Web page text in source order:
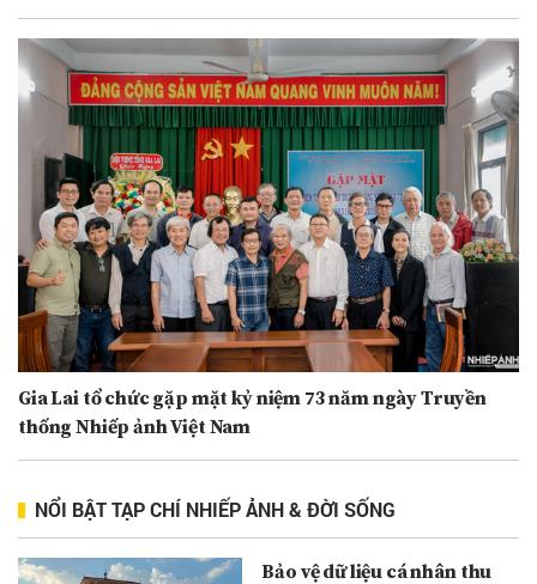
Gia Lai tổ chức gặp mặt kỷ niệm 73 năm ngày Truyền
thống Nhiếp ảnh Việt Nam
NỔI BẬT TẠP CHÍ NHIẾP ẢNH & ĐỜI SỐNG
Bảo vệ dữ liệu cá nhân thu